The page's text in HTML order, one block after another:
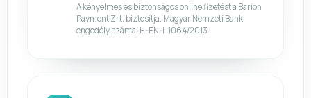
A kényelmes és biztonságos online fizetést a Barion
Payment Zrt. biztosítja. Magyar Nemzeti Bank
engedély száma: H-EN-I-1064/2013